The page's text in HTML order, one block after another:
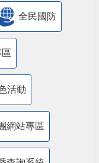
全民國防
活動
網站專區